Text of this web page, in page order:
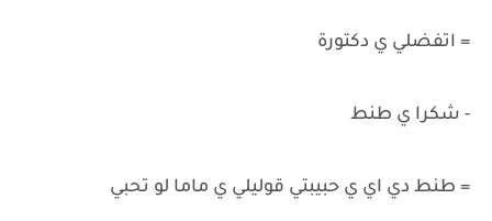
= اتفضلي ي دكتورة
- شكرا ي طنط
= طنط دي اي ي حبيبتي قوليلي ي ماما لو تحبي